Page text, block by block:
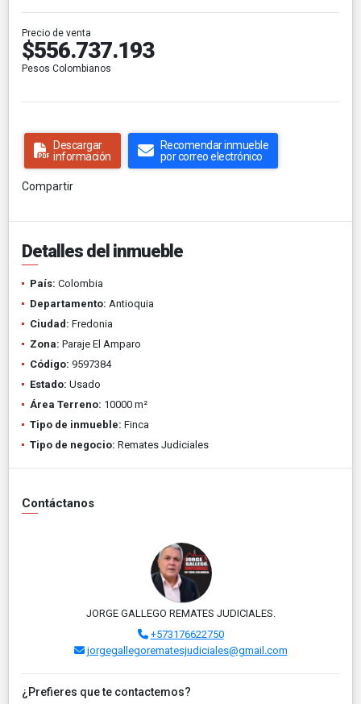
Precio de venta
$556.737.193
Pesos Colombianos
Descargar
información
Recomendar inmueble
por correo electrónico
Compartir
Detalles del inmueble
País: Colombia
Departamento: Antioquia
Ciudad: Fredonia
Zona: Paraje El Amparo
Código: 9597384
Estado: Usado
Área Terreno: 10000 m²
Tipo de inmueble: Finca
Tipo de negocio: Remates Judiciales
Contáctanos
JORGE GALLEGO REMATES JUDICIALES.
+573176622750
jorgegallegorematesjudiciales@gmail.com
¿Prefieres que te contactemos?